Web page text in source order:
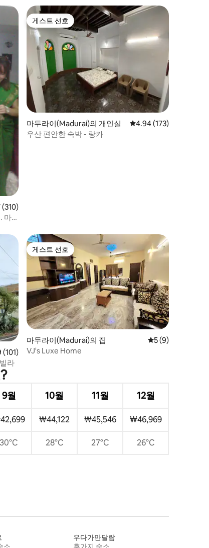
점(5점 만점), 후기 310개
마
게스트 선호
게스트 선호
마두라이(Madurai)의 개인실 평점 4.94점(5점 만점),
4.94 (173)
우산 편안한 숙박 - 랑카
점(5점 만점), 후기 101개
(101)
라
게스트 선호
게스트 선호
마두라이(Madurai)의 집 평점 5점(5점 만점
5 (9)
VJ's Luxe Home
9월 10월 11월 12월
₩44,122 ₩45,546 ₩46,969
30°C 28°C 27°C 26°C
우다가만달람